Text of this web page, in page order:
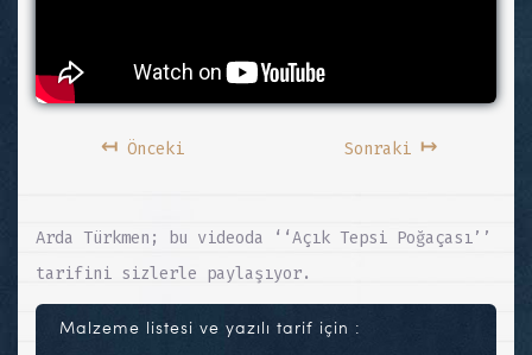
↤Önceki Sonraki ↦
Arda Türkmen; bu videoda ‘‘Açık Tepsi Poğaçası’’
tarifini sizlerle paylaşıyor.
Malzeme listesi ve yazılı tarif için :